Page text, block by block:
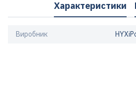
Характеристики
Виробник